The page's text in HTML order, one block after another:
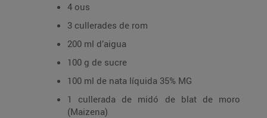
4 ous
3 cullerades de rom
200 ml d’aigua
100 g de sucre
100 ml de nata líquida 35% MG
1 cullerada de midó de blat de moro
(Maizena)